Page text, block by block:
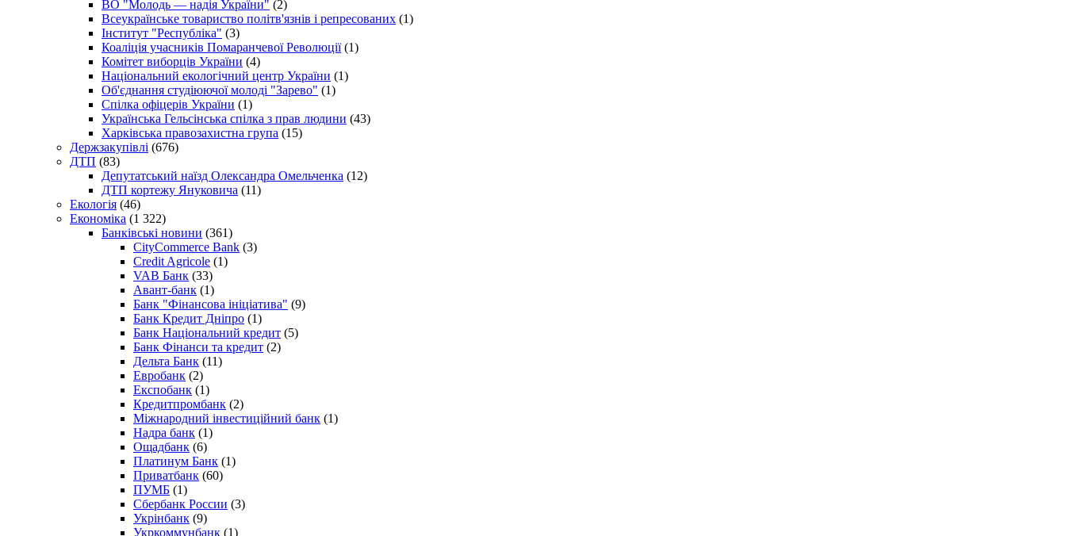
ВО "Молодь — надія України" (2)
Всеукраїнське товариство політв'язнів і репресованих (1)
Інститут "Республіка" (3)
Коаліція учасників Помаранчевої Революції(1)
Комітет виборців України (4)
Національний екологічний центр України (1)
Об'єднання студіюючої молоді "Зарево" (1)
Спілка офіцерів України (1)
Українська Гельсінська спілка з прав людини (43)
Харківська правозахистна група (15)
Держзакупівлі (676)
ДТП (83)
Депутатський наїзд Олександра Омельченка (12)
ДТП кортежу Януковича (11)
Екологія (46)
Економіка (1 322)
Банківські новини (361)
CityCommerce Bank (3)
Credit Agricole (1)
VAB Банк (33)
Авант-банк (1)
Банк "Фінансова ініціатива" (9)
Банк Кредит Дніпро (1)
Банк Національний кредит (5)
Банк Фінанси та кредит (2)
Дельта Банк (11)
Евробанк (2)
Експобанк (1)
Кредитпромбанк (2)
Міжнародний інвестиційний банк (1)
Надра банк (1)
Ощадбанк (6)
Платинум Банк (1)
Приватбанк (60)
ПУМБ (1)
Сбербанк России (3)
Укрінбанк (9)
Укркоммунбанк (1)